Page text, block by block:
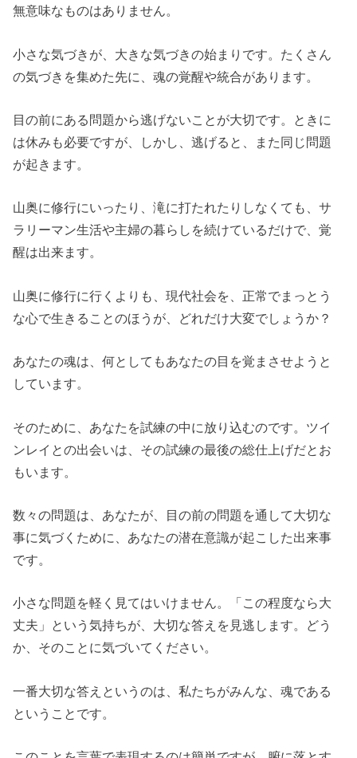
無意味なものはありません。
小さな気づきが、大きな気づきの始まりです。たくさん
の気づきを集めた先に、魂の覚醒や統合があります。
目の前にある問題から逃げないことが大切です。ときに
は休みも必要ですが、しかし、逃げると、また同じ問題
が起きます。
山奥に修行にいったり、滝に打たれたりしなくても、サ
ラリーマン生活や主婦の暮らしを続けているだけで、覚
醒は出来ます。
山奥に修行に行くよりも、現代社会を、正常でまっとう
な心で生きることのほうが、どれだけ大変でしょうか？
あなたの魂は、何としてもあなたの目を覚まさせようと
しています。
そのために、あなたを試練の中に放り込むのです。ツイ
ンレイとの出会いは、その試練の最後の総仕上げだとお
もいます。
数々の問題は、あなたが、目の前の問題を通して大切な
事に気づくために、あなたの潜在意識が起こした出来事
です。
小さな問題を軽く見てはいけません。「この程度なら大
丈夫」という気持ちが、大切な答えを見逃します。どう
か、そのことに気づいてください。
一番大切な答えというのは、私たちがみんな、魂である
ということです。